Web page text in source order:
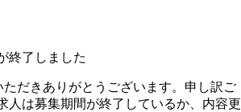
終了しました
だきありがとうございます。申し訳ご
人は募集期間が終了しているか、内容更